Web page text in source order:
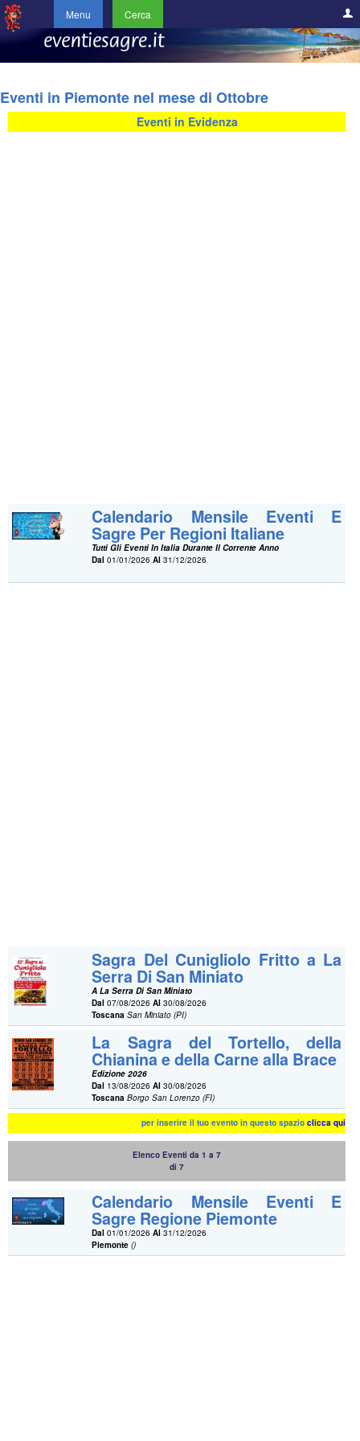
Menu Cerca
Eventi in Piemonte nel mese di Ottobre
Eventi in Evidenza
Calendario Mensile Eventi E
Sagre Per Regioni Italiane
Tutti Gli Eventi In Italia Durante Il Corrente Anno
Dal 01/01/2026Al 31/12/2026
Sagra Del Cunigliolo Fritto a La
Serra Di San Miniato
A La Serra Di San Miniato
Dal 07/08/2026Al 30/08/2026
Toscana San Miniato (PI)
La Sagra del Tortello, della
Chianina e della Carne alla Brace
Edizione 2026
Dal 13/08/2026Al 30/08/2026
Toscana Borgo San Lorenzo (FI)
per inserire il tuo evento in questo spazioclicca qui
Elenco Eventi da 1 a 7
di 7
Calendario Mensile Eventi E
Sagre Regione Piemonte
Dal 01/01/2026Al 31/12/2026
Piemonte ()